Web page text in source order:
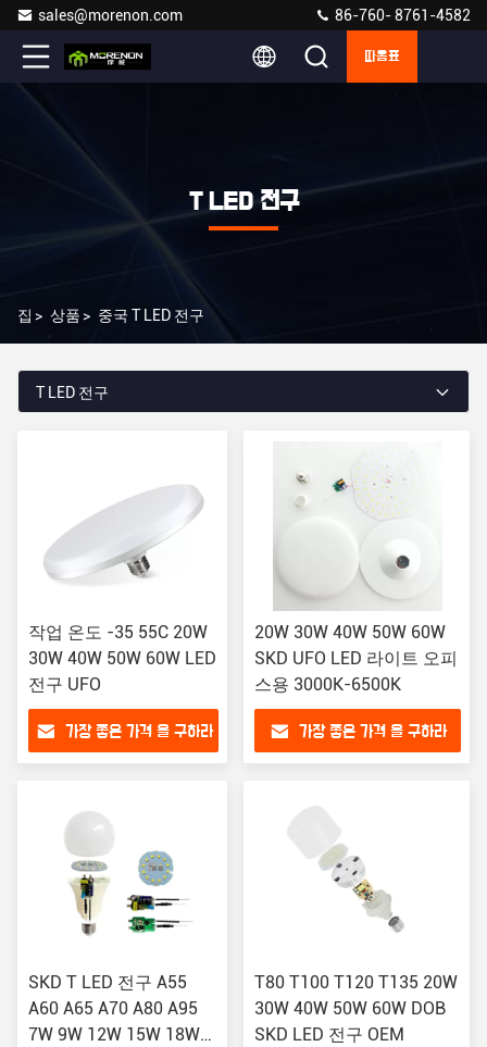
sales@morenon.com 86-760- 8761-4582
따옴표
T LED 전구
집 > 상품 > 중국 T LED 전구
T LED 전구
작업 온도 -35 55C 20W
30W 40W 50W 60W LED
전구 UFO
가장 좋은 가격 을 구하라
20W 30W 40W 50W 60W
SKD UFO LED 라이트 오피
스용 3000K-6500K
가장 좋은 가격 을 구하라
SKD T LED 전구 A55
A60 A65 A70 A80 A95
7W 9W 12W 15W 18W
T80 T100 T120 T135 20W
30W 40W 50W 60W DOB
SKD LED 전구 OEM